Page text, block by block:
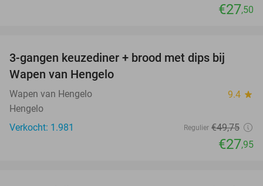
€27,50
3-gangen keuzediner + brood met dips bij
Wapen van Hengelo
Wapen van Hengelo 9.4 star
Hengelo
Verkocht: 1.981
Regulier €49,75
€27,95